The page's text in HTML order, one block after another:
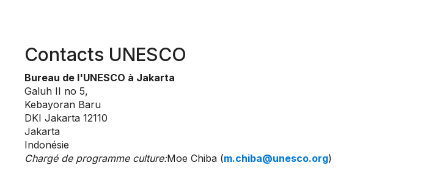
Contacts UNESCO
Bureau de l'UNESCO à Jakarta
Galuh II no 5,
Kebayoran Baru
DKI Jakarta 12110
Jakarta
Indonésie
Chargé de programme culture:Moe Chiba (m.chiba@unesco.org)